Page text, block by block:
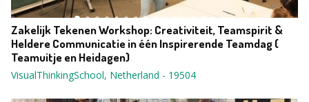
Zakelijk Tekenen Workshop: Creativiteit, Teamspirit &
Heldere Communicatie in één Inspirerende Teamdag (
Teamuitje en Heidagen)
VisualThinkingSchool, Netherland - 19504